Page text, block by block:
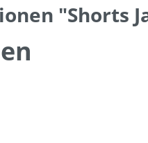
"Shorts